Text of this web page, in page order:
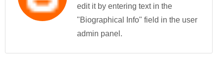
edit it by entering text in the
"Biographical Info" field in the user
admin panel.